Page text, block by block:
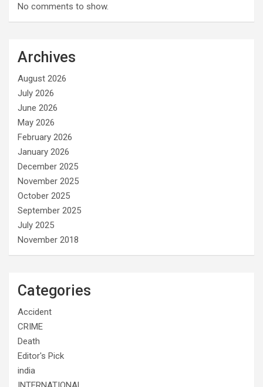
No comments to show.
Archives
August 2026
July 2026
June 2026
May 2026
February 2026
January 2026
December 2025
November 2025
October 2025
September 2025
July 2025
November 2018
Categories
Accident
CRIME
Death
Editor's Pick
india